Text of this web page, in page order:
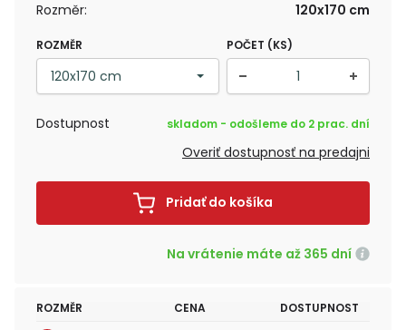
Rozměr:
120x170 cm
ROZMĚR POČET (KS)
Dostupnost skladom - odošleme do 2 prac. dní
Overiť dostupnosť na predajni
Pridať do košíka
Na vrátenie máte až 365 dní
ROZMĚR CENA DOSTUPNOST